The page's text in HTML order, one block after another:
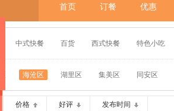
首页 订餐 优惠
中式快餐 百货 西式快餐 特色小吃
海沧区 湖里区 集美区 同安区
价格 好评 发布时间